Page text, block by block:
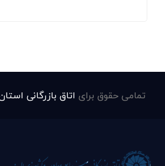
تمامی حقوق برای اتاق بازرگانی